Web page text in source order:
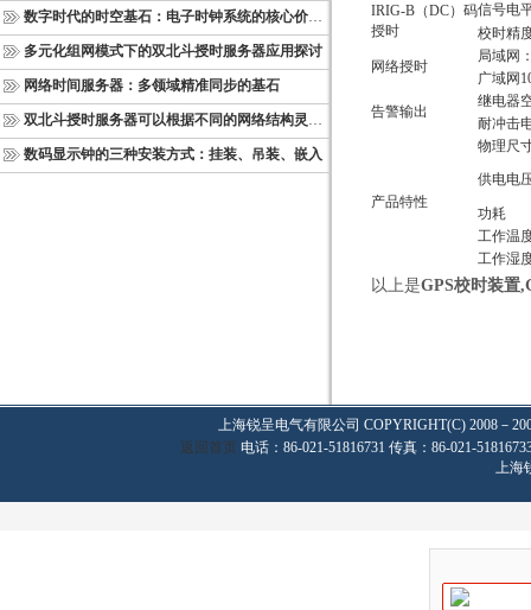
数字时代的时空基石：电子时钟系统的核心价值与多维意义
多元化组网模式下的双北斗授时服务器应用探讨
网络时间服务器：多领域精准同步的基石
双北斗授时服务器可以根据不同的网络结构灵活部署
数码显示钟的三种安装方式：挂装、吊装、嵌入
IRIG-B（DC）码
授时
信号电
校时精
网络授时
局域网
广域网
告警输出
继电器
耐冲击
产品特性
物理尺
供电电
功耗
工作温
工作湿
以上是GPS校时装置
上海锐呈电气有限公司 COPYRIGHT(C) 2008－
返回首页 电话：86-021-51816731 传真：86-021-
上海